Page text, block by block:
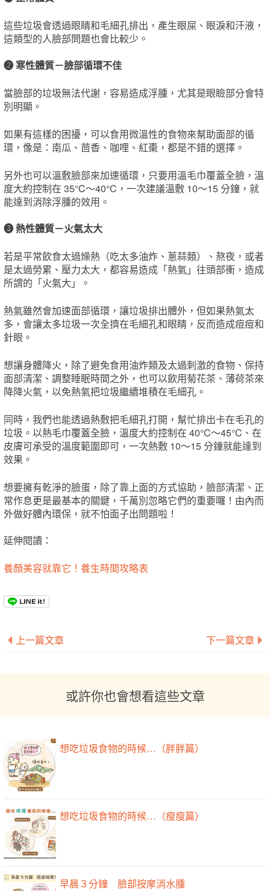
這些垃圾會透過眼睛和毛細孔排出，產生眼屎、眼淚和汗液，
這類型的人臉部問題也會比較少。
❷寒性體質－臉部循環不佳
當臉部的垃圾無法代謝，容易造成浮腫，尤其是眼瞼部分會特
別明顯。
如果有這樣的困擾，可以食用微溫性的食物來幫助面部的循
環，像是：南瓜、茴香、咖哩、紅棗，都是不錯的選擇。
另外也可以溫敷臉部來加速循環，只要用溫毛巾覆蓋全臉，溫
度大約控制在 35°C～40°C，一次建議溫敷 10～15 分鐘，就
能達到消除浮腫的效用。
❸熱性體質－火氣太大
若是平常飲食太過燥熱（吃太多油炸、蔥蒜類）、熬夜，或者
是太過勞累、壓力太大，都容易造成「熱氣」往頭部衝，造成
所謂的「火氣大」。
熱氣雖然會加速面部循環，讓垃圾排出體外，但如果熱氣太
多，會讓太多垃圾一次全擠在毛細孔和眼睛，反而造成痘痘和
針眼。
想讓身體降火，除了避免食用油炸類及太過刺激的食物、保持
面部清潔、調整睡眠時間之外，也可以飲用菊花茶、薄荷茶來
降降火氣，以免熱氣把垃圾繼續堆積在毛細孔。
同時，我們也能透過熱敷把毛細孔打開，幫忙排出卡在毛孔的
垃圾。以熱毛巾覆蓋全臉，溫度大約控制在 40°C～45°C、在
皮膚可承受的溫度範圍即可，一次熱敷 10～15 分鐘就能達到
效果。
想要擁有乾淨的臉蛋，除了靠上面的方式協助，臉部清潔、正
常作息更是最基本的關鍵，千萬別忽略它們的重要囉！由內而
外做好體內環保，就不怕面子出問題啦！
延伸閱讀：
養顏美容就靠它！養生時間攻略表
上一篇文章 下一篇文章
或許你也會想看這些文章
想吃垃圾食物的時候…（胖胖篇）
想吃垃圾食物的時候…（瘦瘦篇）
早晨３分鐘 臉部按摩消水腫